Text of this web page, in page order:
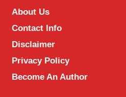
About Us
Contact Info
Disclaimer
Privacy Policy
Become An Author